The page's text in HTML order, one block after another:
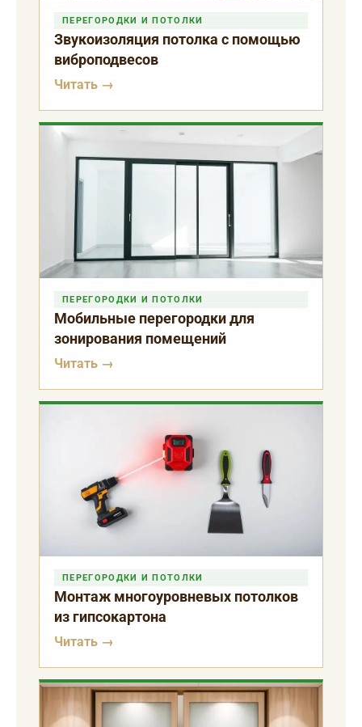
ПЕРЕГОРОДКИ И ПОТОЛКИ
Звукоизоляция потолка с помощью
виброподвесов
Читать →
ПЕРЕГОРОДКИ И ПОТОЛКИ
Мобильные перегородки для
зонирования помещений
Читать →
ПЕРЕГОРОДКИ И ПОТОЛКИ
Монтаж многоуровневых потолков
из гипсокартона
Читать →